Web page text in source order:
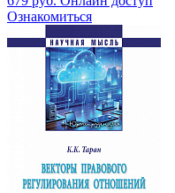
Ознакомиться